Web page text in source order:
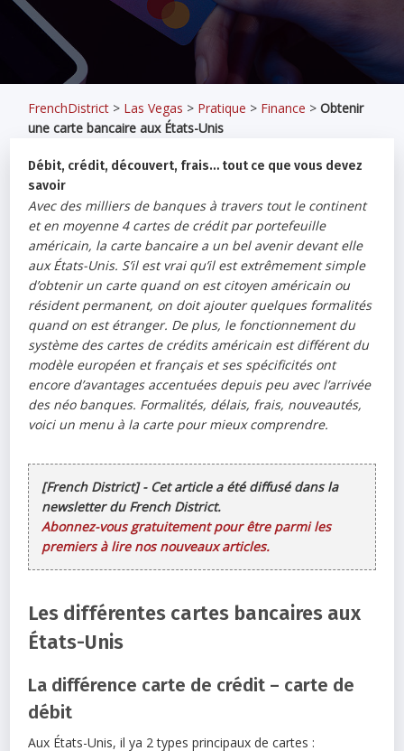
FrenchDistrict > Las Vegas > Pratique > Finance >Obtenir
une carte bancaire aux États-Unis
Débit, crédit, découvert, frais… tout ce que vous devez
savoir
Avec des milliers de banques à travers tout le continent
et en moyenne 4 cartes de crédit par portefeuille
américain, la carte bancaire a un bel avenir devant elle
aux États-Unis. S’il est vrai qu’il est extrêmement simple
d’obtenir un carte quand on est citoyen américain ou
résident permanent, on doit ajouter quelques formalités
quand on est étranger. De plus, le fonctionnement du
système des cartes de crédits américain est différent du
modèle européen et français et ses spécificités ont
encore d’avantages accentuées depuis peu avec l’arrivée
des néo banques. Formalités, délais, frais, nouveautés,
voici un menu à la carte pour mieux comprendre.
[French District] - Cet article a été diffusé dans la
newsletter du French District.
Abonnez-vous gratuitement pour être parmi les
premiers à lire nos nouveaux articles.
Les différentes cartes bancaires aux
États-Unis
La différence carte de crédit – carte de
débit
Aux États-Unis, il ya 2 types principaux de cartes :